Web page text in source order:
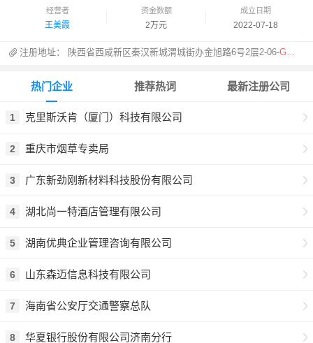
经营者
王美霞
资金数额
2万元
成立日期
2022-07-18
注册地址： 陕西省西咸新区秦汉新城渭城街办金旭路6号2层2-06-G7753
热门企业
1 克里斯沃肯（厦门）科技有限公司
2 重庆市烟草专卖局
3 广东新劲刚新材料科技股份有限公司
4 湖北尚一特酒店管理有限公司
5 湖南优典企业管理咨询有限公司
6 山东森迈信息科技有限公司
7 海南省公安厅交通警察总队
8 华夏银行股份有限公司济南分行
推荐热词 最新注册公司